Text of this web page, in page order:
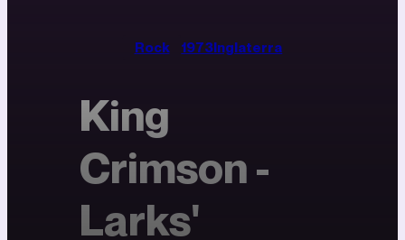
Rock 1973Inglaterra
King
Crimson -
Larks'